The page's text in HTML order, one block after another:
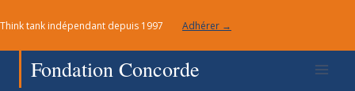
au
contenu
Think tank indépendant depuis 1997 Adhérer →
Fondation Concorde